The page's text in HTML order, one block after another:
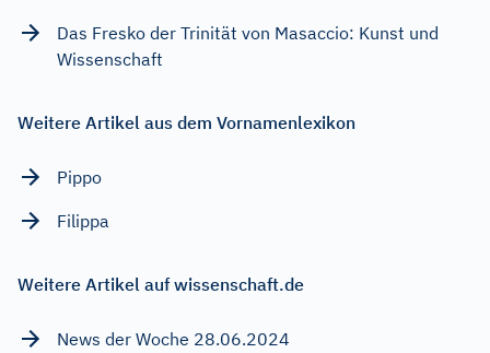
Das Fresko der Trinität von Masaccio: Kunst und
Wissenschaft
Weitere Artikel aus dem Vornamenlexikon
Pippo
Filippa
Weitere Artikel auf wissenschaft.de
News der Woche 28.06.2024